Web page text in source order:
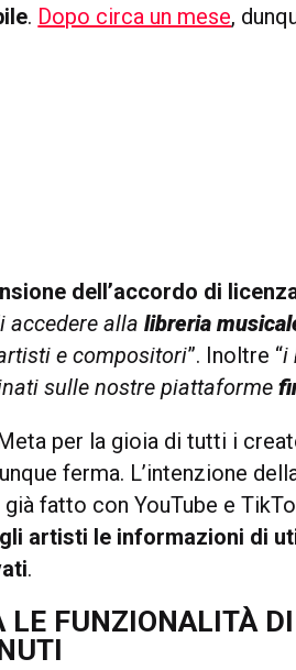
. Dopo circa un mese,
dell’accordo di
accedere allalibreria
e compositori”. Inoltre “i
sulle nostre piattaforme
per la gioia di tutti i
ferma. L’intenzione
fatto con YouTube e
artisti le informazioni di
.
FUNZIONALITÀ